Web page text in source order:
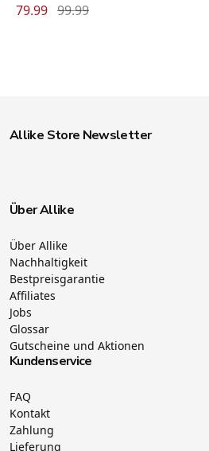
79.99 99.99
Allike Store Newsletter
Über Allike
Über Allike
Nachhaltigkeit
Bestpreisgarantie
Affiliates
Jobs
Glossar
Gutscheine und Aktionen
Kundenservice
FAQ
Kontakt
Zahlung
Lieferung